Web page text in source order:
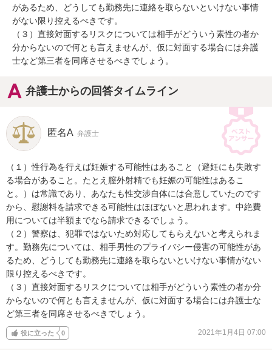
があるため、どうしても勤務先に連絡を取らないといけない事情
がない限り控えるべきです。
（３）直接対面するリスクについては相手がどういう素性の者か
分からないので何とも言えませんが、仮に対面する場合には弁護
士など第三者を同席させるべきでしょう。
弁護士からの回答タイムライン
匿名A 弁護士
（１）性行為を行えば妊娠する可能性はあること（避妊にも失敗す
る場合があること。たとえ膣外射精でも妊娠の可能性はあるこ
と。）は常識であり、あなたも性交渉自体には合意していたのです
から、慰謝料を請求できる可能性はほぼないと思われます。中絶費
用については半額までなら請求できるでしょう。
（２）警察は、犯罪ではないため対応してもらえないと考えられま
す。勤務先については、相手男性のプライバシー侵害の可能性があ
るため、どうしても勤務先に連絡を取らないといけない事情がない
限り控えるべきです。
（３）直接対面するリスクについては相手がどういう素性の者か分
からないので何とも言えませんが、仮に対面する場合には弁護士な
ど第三者を同席させるべきでしょう。
役に立った 0 2021年1月4日 07:00